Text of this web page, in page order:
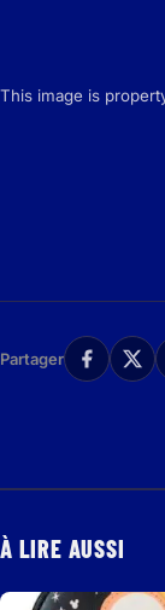
This image is
Partager
À LIRE AUSSI